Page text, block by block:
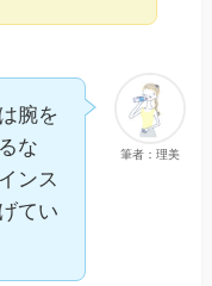
筆者：理美
腕を
な
ンス
てい